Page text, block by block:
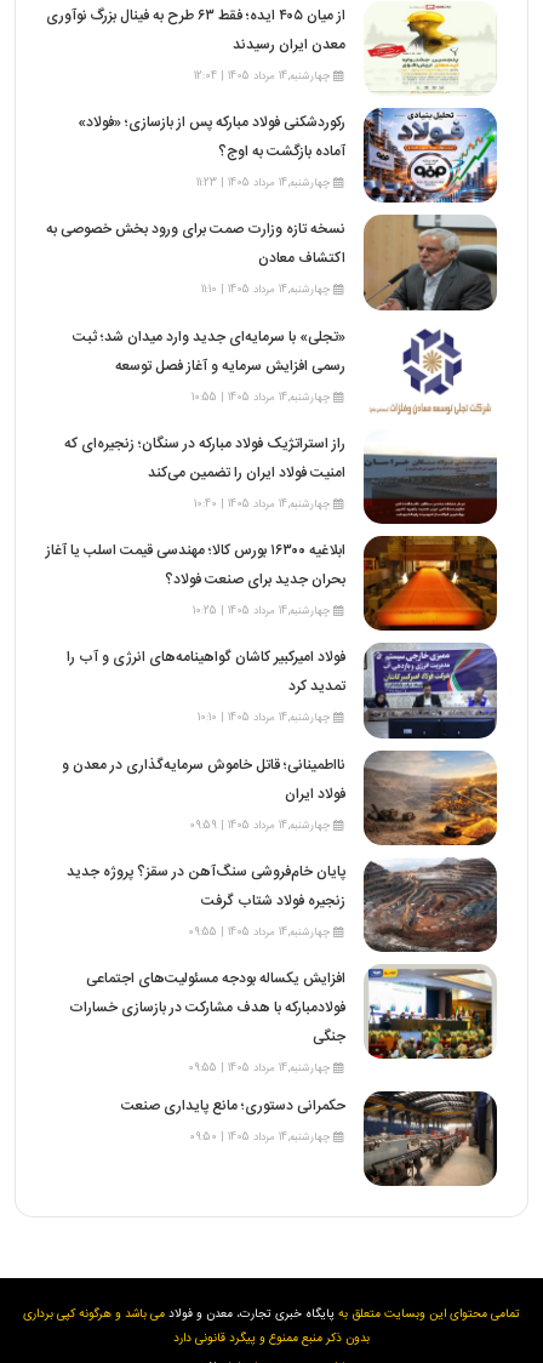
از میان ۴۰۵ ایده؛ فقط ۶۳ طرح به فینال بزرگ نوآوری
معدن ایران رسیدند
چهارشنبه,14 مرداد 1405 | 12:04
رکوردشکنی فولاد مبارکه پس از بازسازی؛ «فولاد»
آماده بازگشت به اوج؟
چهارشنبه,14 مرداد 1405 | 11:23
نسخه تازه وزارت صمت برای ورود بخش خصوصی به
اکتشاف معادن
چهارشنبه,14 مرداد 1405 | 11:10
«تجلی» با سرمایه‌ای جدید وارد میدان شد؛ ثبت
رسمی افزایش سرمایه و آغاز فصل توسعه
چهارشنبه,14 مرداد 1405 | 10:55
راز استراتژیک فولاد مبارکه در سنگان؛ زنجیره‌ای که
امنیت فولاد ایران را تضمین می‌کند
چهارشنبه,14 مرداد 1405 | 10:40
ابلاغیه ۱۶۳۰۰ بورس کالا؛ مهندسی قیمت اسلب یا آغاز
بحران جدید برای صنعت فولاد؟
چهارشنبه,14 مرداد 1405 | 10:25
فولاد امیرکبیر کاشان گواهینامه‌های انرژی و آب را
تمدید کرد
چهارشنبه,14 مرداد 1405 | 10:10
نااطمینانی؛ قاتل خاموش سرمایه‌گذاری در معدن و
فولاد ایران
چهارشنبه,14 مرداد 1405 | 09:59
پایان خام‌فروشی سنگ‌آهن در سقز؟ پروژه جدید
زنجیره فولاد شتاب گرفت
چهارشنبه,14 مرداد 1405 | 09:55
افزایش یکساله بودجه مسئولیت‌های اجتماعی
فولادمبارکه با هدف مشارکت در بازسازی خسارات
جنگی
چهارشنبه,14 مرداد 1405 | 09:55
حکمرانی دستوری؛ مانع پایداری صنعت
چهارشنبه,14 مرداد 1405 | 09:50
تمامی محتوای این وبسایت متعلق بهپایگاه خبری تجارت، معدن و فولادمی باشد و هرگونه کپی برداری
بدون ذکر منبع ممنوع و پیگرد قانونی دارد